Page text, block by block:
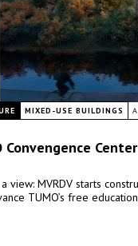
MIXED-USE BUILDINGS
Convengence Center
a view: MVRDV starts
TUMO’s free